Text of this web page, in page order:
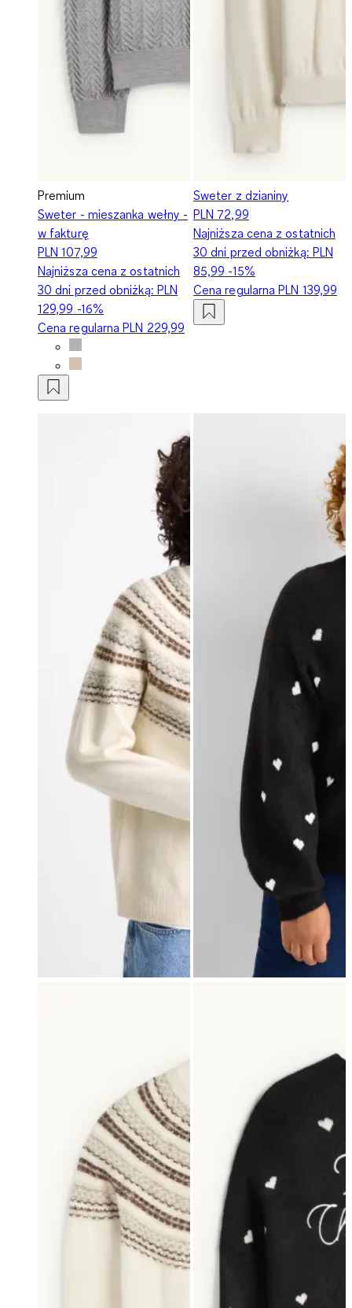
Premium
Sweter - mieszanka wełny -
w fakturę
PLN 107,99
Najniższa cena z ostatnich
30 dni przed obniżką: PLN
129,99 -16%
Cena regularnaPLN 229,99
Sweter z dzianiny
PLN 72,99
Najniższa cena z ostatnich
30 dni przed obniżką: PLN
85,99 -15%
Cena regularnaPLN 139,99